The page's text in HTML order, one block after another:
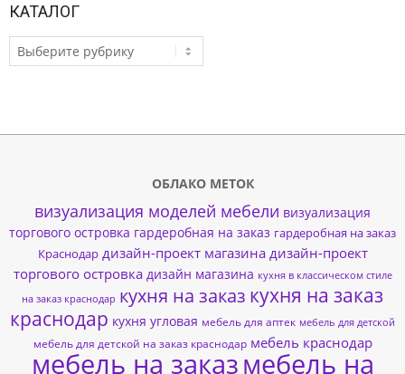
КАТАЛОГ
КАТАЛОГ
ОБЛАКО МЕТОК
визуализация моделей мебели визуализация
торгового островка гардеробная на заказ гардеробная на заказ
Краснодар дизайн-проект магазина дизайн-проект
торгового островка дизайн магазина кухня в классическом стиле
на заказ краснодар кухня на заказ кухня на заказ
краснодар кухня угловая мебель для аптек мебель для детской
мебель для детской на заказ краснодар мебель краснодар
мебель на заказмебель на